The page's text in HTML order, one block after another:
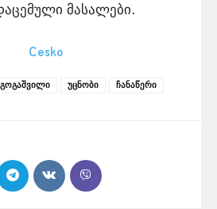
მასალები.
უცნობი ჩანაწერი